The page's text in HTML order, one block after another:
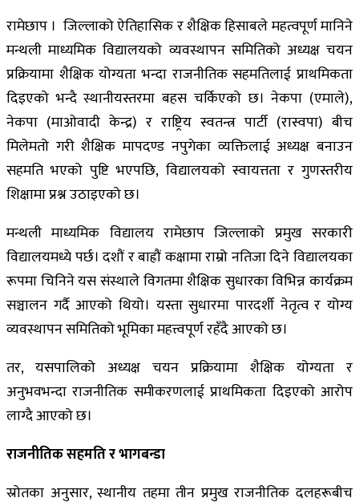
रामेछाप । जिल्लाको ऐतिहासिक र शैक्षिक हिसाबले महत्वपूर्ण मानिने
मन्थली माध्यमिक विद्यालयको व्यवस्थापन समितिको अध्यक्ष चयन
प्रक्रियामा शैक्षिक योग्यता भन्दा राजनीतिक सहमतिलाई प्राथमिकता
दिइएको भन्दै स्थानीयस्तरमा बहस चर्किएको छ। नेकपा (एमाले),
नेकपा (माओवादी केन्द्र) र राष्ट्रिय स्वतन्त्र पार्टी (रास्वपा) बीच
मिलेमतो गरी शैक्षिक मापदण्ड नपुगेका व्यक्तिलाई अध्यक्ष बनाउन
सहमति भएको पुष्टि भएपछि, विद्यालयको स्वायत्तता र गुणस्तरीय
शिक्षामा प्रश्न उठाइएको छ।
मन्थली माध्यमिक विद्यालय रामेछाप जिल्लाको प्रमुख सरकारी
विद्यालयमध्ये पर्छ। दशौं र बाह्रौं कक्षामा राम्रो नतिजा दिने विद्यालयका
रूपमा चिनिने यस संस्थाले विगतमा शैक्षिक सुधारका विभिन्न कार्यक्रम
सञ्चालन गर्दै आएको थियो। यस्ता सुधारमा पारदर्शी नेतृत्व र योग्य
व्यवस्थापन समितिको भूमिका महत्त्वपूर्ण रहँदै आएको छ।
तर, यसपालिको अध्यक्ष चयन प्रक्रियामा शैक्षिक योग्यता र
अनुभवभन्दा राजनीतिक समीकरणलाई प्राथमिकता दिइएको आरोप
लाग्दै आएको छ।
राजनीतिक सहमति र भागबन्डा
स्रोतका अनुसार, स्थानीय तहमा तीन प्रमुख राजनीतिक दलहरूबीच